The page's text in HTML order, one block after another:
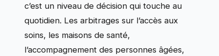
c’est un niveau de décision qui touche au
quotidien. Les arbitrages sur l’accès aux
soins, les maisons de santé,
l’accompagnement des personnes âgées,